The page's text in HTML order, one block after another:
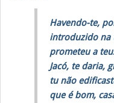
Havendo-te,
introduzido na
prometeu a
Jacó, te daria,
tu não
que é bom,